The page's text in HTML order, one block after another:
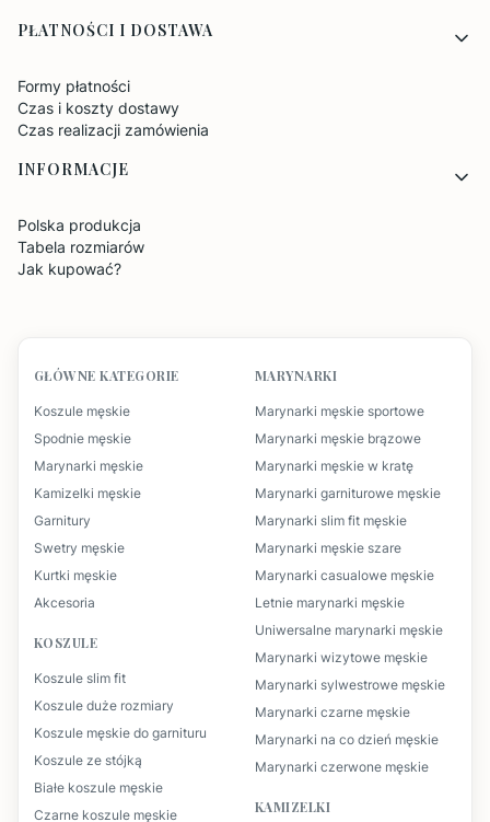
PŁATNOŚCI I DOSTAWA
Formy płatności
Czas i koszty dostawy
Czas realizacji zamówienia
INFORMACJE
Polska produkcja
Tabela rozmiarów
Jak kupować?
GŁÓWNE KATEGORIE
Koszule męskie
Spodnie męskie
Marynarki męskie
Kamizelki męskie
Garnitury
Swetry męskie
Kurtki męskie
Akcesoria
KOSZULE
Koszule slim fit
Koszule duże rozmiary
Koszule męskie do garnituru
Koszule ze stójką
Białe koszule męskie
Czarne koszule męskie
MARYNARKI
Marynarki męskie sportowe
Marynarki męskie brązowe
Marynarki męskie w kratę
Marynarki garniturowe męskie
Marynarki slim fit męskie
Marynarki męskie szare
Marynarki casualowe męskie
Letnie marynarki męskie
Uniwersalne marynarki męskie
Marynarki wizytowe męskie
Marynarki sylwestrowe męskie
Marynarki czarne męskie
Marynarki na co dzień męskie
Marynarki czerwone męskie
KAMIZELKI